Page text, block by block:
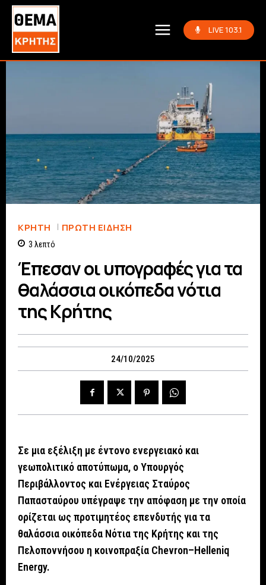
LIVE 103.1
ΚΡΗΤΗ ΠΡΏΤΗ ΕΊΔΗΣΗ
3 λεπτό
Έπεσαν οι υπογραφές για τα
θαλάσσια οικόπεδα νότια
της Κρήτης
24/10/2025
Σε μια εξέλιξη με έντονο ενεργειακό και
γεωπολιτικό αποτύπωμα, ο Υπουργός
Περιβάλλοντος και Ενέργειας Σταύρος
Παπασταύρου υπέγραψε την απόφαση με την οποία
ορίζεται ως προτιμητέος επενδυτής για τα
θαλάσσια οικόπεδα Νότια της Κρήτης και της
Πελοποννήσου η κοινοπραξία Chevron–Helleniq
Energy.